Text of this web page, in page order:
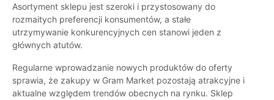
Asortyment sklepu jest szeroki i przystosowany do
rozmaitych preferencji konsumentów, a stałe
utrzymywanie konkurencyjnych cen stanowi jeden z
głównych atutów.
Regularne wprowadzanie nowych produktów do oferty
sprawia, że zakupy w Gram Market pozostają atrakcyjne i
aktualne względem trendów obecnych na rynku. Sklep